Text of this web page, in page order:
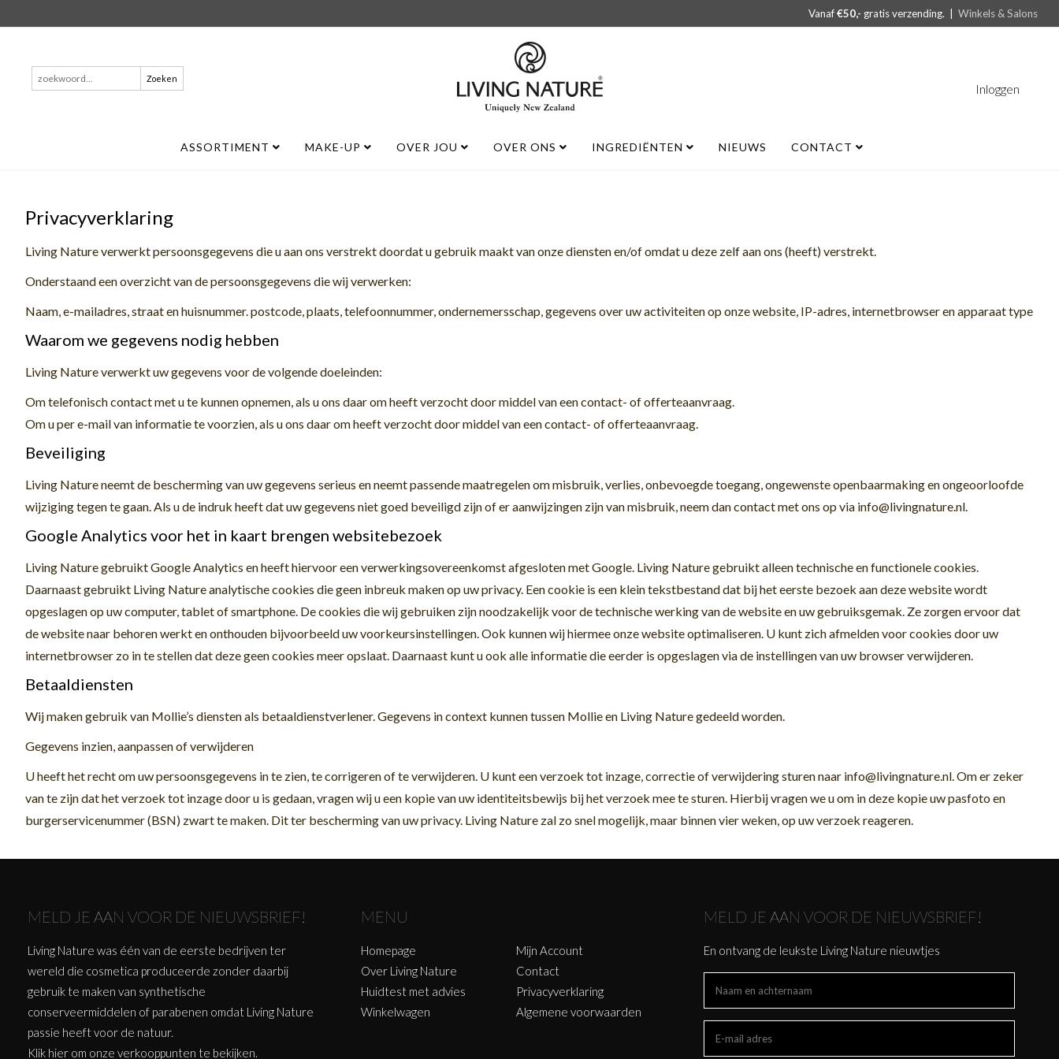
Vanaf€50,- gratis verzending. |Winkels & Salons
Inloggen
Zoeken
naar:
ASSORTIMENT MAKE-UP OVER JOU OVER ONS INGREDIËNTEN NIEUWS CONTACT
Privacyverklaring
Living Nature verwerkt persoonsgegevens die u aan ons verstrekt doordat u gebruik maakt van onze diensten en/of omdat u deze zelf aan ons (heeft) verstrekt.
Onderstaand een overzicht van de persoonsgegevens die wij verwerken:
Naam, e-mailadres, straat en huisnummer. postcode, plaats, telefoonnummer, ondernemersschap, gegevens over uw activiteiten op onze website, IP-adres, internetbrowser en apparaat type
Waarom we gegevens nodig hebben
Living Nature verwerkt uw gegevens voor de volgende doeleinden:
Om telefonisch contact met u te kunnen opnemen, als u ons daar om heeft verzocht door middel van een contact- of offerteaanvraag.
Om u per e-mail van informatie te voorzien, als u ons daar om heeft verzocht door middel van een contact- of offerteaanvraag.
Beveiliging
Living Nature neemt de bescherming van uw gegevens serieus en neemt passende maatregelen om misbruik, verlies, onbevoegde toegang, ongewenste openbaarmaking en ongeoorloofde
wijziging tegen te gaan. Als u de indruk heeft dat uw gegevens niet goed beveiligd zijn of er aanwijzingen zijn van misbruik, neem dan contact met ons op via info@livingnature.nl.
Google Analytics voor het in kaart brengen websitebezoek
Living Nature gebruikt Google Analytics en heeft hiervoor een verwerkingsovereenkomst afgesloten met Google. Living Nature gebruikt alleen technische en functionele cookies.
Daarnaast gebruikt Living Nature analytische cookies die geen inbreuk maken op uw privacy. Een cookie is een klein tekstbestand dat bij het eerste bezoek aan deze website wordt
opgeslagen op uw computer, tablet of smartphone. De cookies die wij gebruiken zijn noodzakelijk voor de technische werking van de website en uw gebruiksgemak. Ze zorgen ervoor dat
de website naar behoren werkt en onthouden bijvoorbeeld uw voorkeursinstellingen. Ook kunnen wij hiermee onze website optimaliseren. U kunt zich afmelden voor cookies door uw
internetbrowser zo in te stellen dat deze geen cookies meer opslaat. Daarnaast kunt u ook alle informatie die eerder is opgeslagen via de instellingen van uw browser verwijderen.
Betaaldiensten
Wij maken gebruik van Mollie’s diensten als betaaldienstverlener. Gegevens in context kunnen tussen Mollie en Living Nature gedeeld worden.
Gegevens inzien, aanpassen of verwijderen
U heeft het recht om uw persoonsgegevens in te zien, te corrigeren of te verwijderen. U kunt een verzoek tot inzage, correctie of verwijdering sturen naar info@livingnature.nl. Om er zeker
van te zijn dat het verzoek tot inzage door u is gedaan, vragen wij u een kopie van uw identiteitsbewijs bij het verzoek mee te sturen. Hierbij vragen we u om in deze kopie uw pasfoto en
burgerservicenummer (BSN) zwart te maken. Dit ter bescherming van uw privacy. Living Nature zal zo snel mogelijk, maar binnen vier weken, op uw verzoek reageren.
MELD JE AAN VOOR DE NIEUWSBRIEF!
Living Nature was één van de eerste bedrijven ter
wereld die cosmetica produceerde zonder daarbij
gebruik te maken van synthetische
conserveermiddelen of parabenen omdat Living Nature
passie heeft voor de natuur.
Klik hier om onze verkooppunten te bekijken.
MENU
Homepage
Over Living Nature
Huidtest met advies
Winkelwagen
Mijn Account
Contact
Privacyverklaring
Algemene voorwaarden
MELD JE AAN VOOR DE NIEUWSBRIEF!
En ontvang de leukste Living Nature nieuwtjes